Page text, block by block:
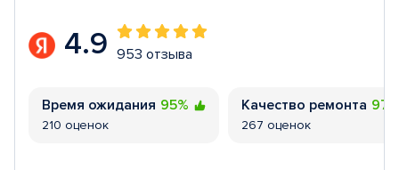
4.9 953 отзыва
Время ожидания 95%
210 оценок
Качество ремонта
267 оценок